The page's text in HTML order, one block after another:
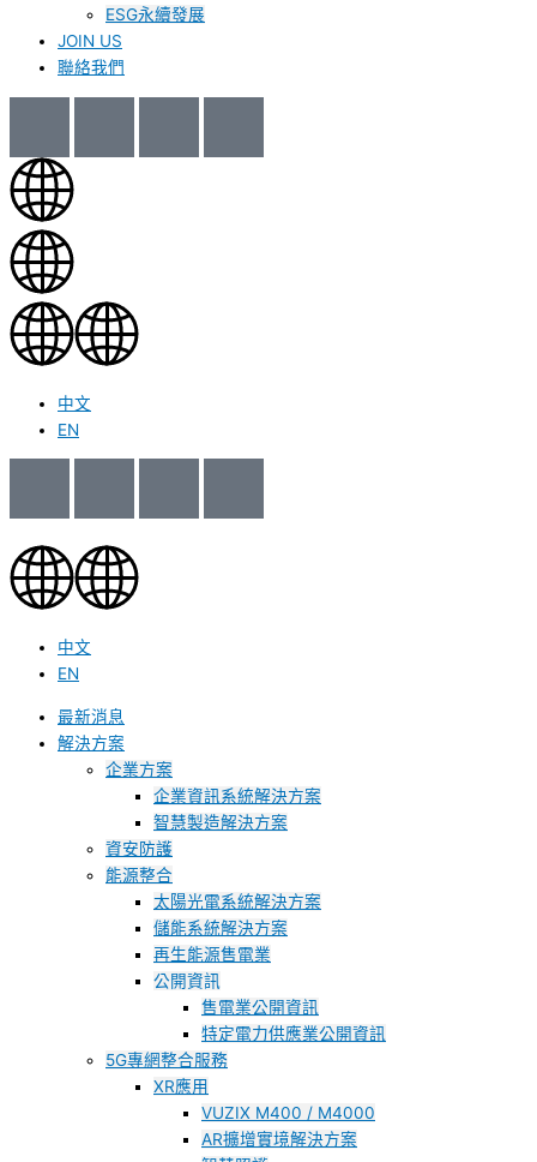
ESG永續發展
JOIN US
聯絡我們
中文
EN
中文
EN
最新消息
解決方案
企業方案
企業資訊系統解決方案
智慧製造解決方案
資安防護
能源整合
太陽光電系統解決方案
儲能系統解決方案
再生能源售電業
公開資訊
售電業公開資訊
特定電力供應業公開資訊
5G專網整合服務
XR應用
VUZIX M400 / M4000
AR擴增實境解決方案